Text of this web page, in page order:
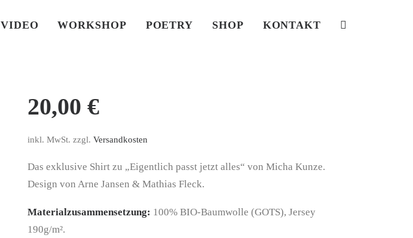
VIDEO WORKSHOP POETRY SHOP KONTAKT
20,00 €
inkl. MwSt. zzgl. Versandkosten
Das exklusive Shirt zu „Eigentlich passt jetzt alles“ von Micha Kunze.
Design von Arne Jansen & Mathias Fleck.
Materialzusammensetzung: 100% BIO-Baumwolle (GOTS), Jersey
190g/m².